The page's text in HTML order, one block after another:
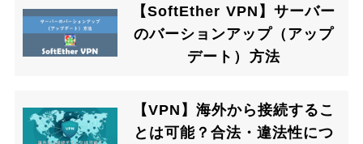
【SoftEther VPN】サーバー
のバーションアップ（アップ
デート）方法
【VPN】海外から接続するこ
とは可能？合法・違法性につ